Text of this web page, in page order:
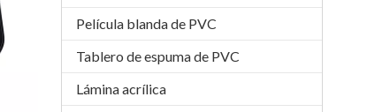
Película blanda de PVC
Tablero de espuma de PVC
Lámina acrílica